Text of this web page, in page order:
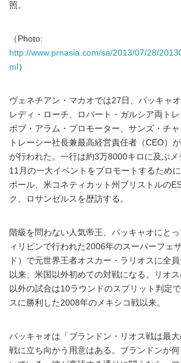
照。
（Photo:
http://www.prnasia.com/sa/2013/07/28/
ml ）
ヴェネチアン・マカオでは27日、パッキャ
レディ・ローチ、ロバート・ガルシア両ト
ボブ・アラム・プロモーター、サンズ・チャ
トレーシー社長兼最高経営責任者（CEO）
が行われた。一行は約3万8000キロに及ぶメ
11月の一大イベントをプロモートするため
ポール、米コネティカット州ブリストルの
ク、ロサンゼルスを歴訪する。
階級を問わない人気帝王、パッキャオにと
ィリピンで行われた2006年のスーパーフェ
ド）で元世界王者オスカー・ラリオスに全
以来、米国以外初めての対戦になる。リオ
以外の試合は10ラウンドのスプリット判定
スに勝利した2008年のメキシコ戦以来。
パッキャオは「ブランドン・リオス戦は最
戦に立ち向かう用意はある。ブランドンが